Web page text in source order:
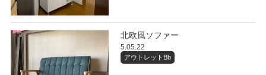
北欧風ソファー
5.05.22
アウトレットBb